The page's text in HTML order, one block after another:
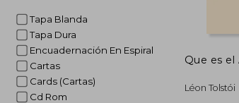
Tapa Blanda
Tapa Dura
Encuadernación En Espiral
Cartas
Cards (Cartas)
Cd Rom
Que es el
Léon Tolstói